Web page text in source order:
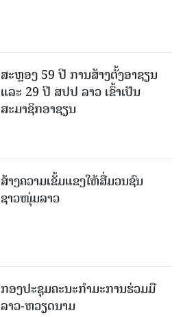
ສະຫຼອງ 59 ປີ ການສ້າງຕັ້ງອາຊຽນ
ແລະ 29 ປີ ສປປ ລາວ ເຂົ້າເປັນ
ສະມາຊິກອາຊຽນ
ສ້າງຄວາມເຂັ້ມແຂງໃຫ້ສື່ມວນຊົນ
ຊາວໜຸ່ມລາວ
ກອງປະຊຸມຄະນະກຳມະການຮ່ວມມື
ລາວ-ຫວຽດນາມ